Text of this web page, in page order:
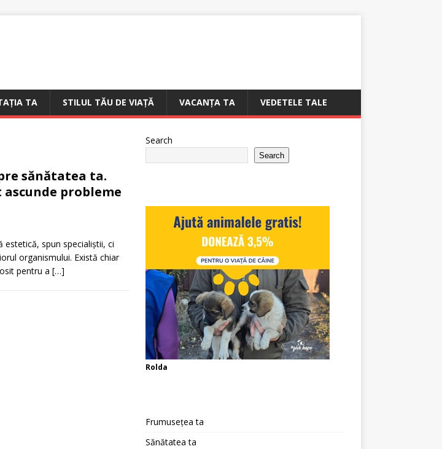
TA STILUL TĂU DE VIAȚĂ VACANȚA TA VEDETELE TALE
sănătatea ta.
probleme
spun specialiștii, ci
organismului. Există chiar
pentru a […]
Search
Search
Rolda
Frumusețea ta
Sănătatea ta